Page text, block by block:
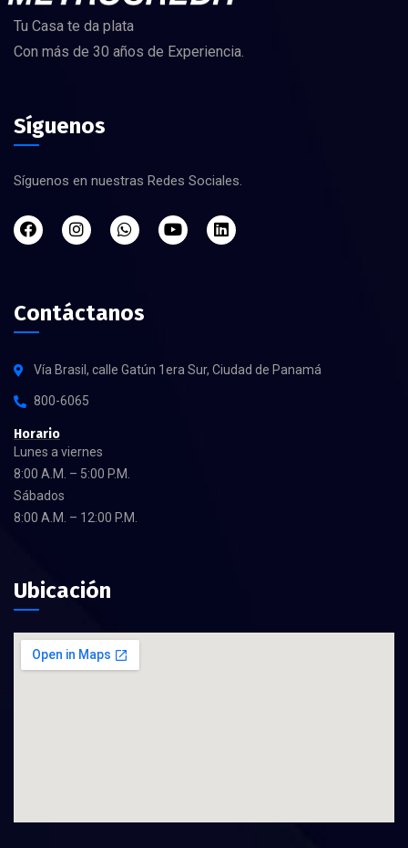
Tu Casa te da plata
Con más de 30 años de Experiencia.
Síguenos
Síguenos en nuestras Redes Sociales.
Contáctanos
Vía Brasil, calle Gatún 1era Sur, Ciudad de Panamá
800-6065
Horario
Lunes a viernes
8:00 A.M. – 5:00 P.M.
Sábados
8:00 A.M. – 12:00 P.M.
Ubicación